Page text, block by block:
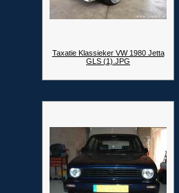
Taxatie Klassieker VW 1980 Jetta
GLS (1).JPG